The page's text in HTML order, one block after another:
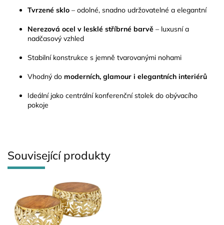
Související produkty
Tvrzené sklo – odolné, snadno udržovatelné a elegantní
Nerezová ocel v lesklé stříbrné barvě – luxusní a
nadčasový vzhled
Stabilní konstrukce s jemně tvarovanými nohami
Vhodný do moderních, glamour i elegantních interiérů
Ideální jako centrální konferenční stolek do obývacího
pokoje